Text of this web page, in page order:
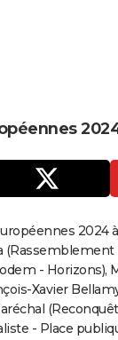
2024
(Rassemblement
- Horizons),
Xavier
- Place